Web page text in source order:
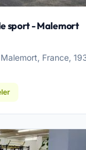
sport - Malemort
France,